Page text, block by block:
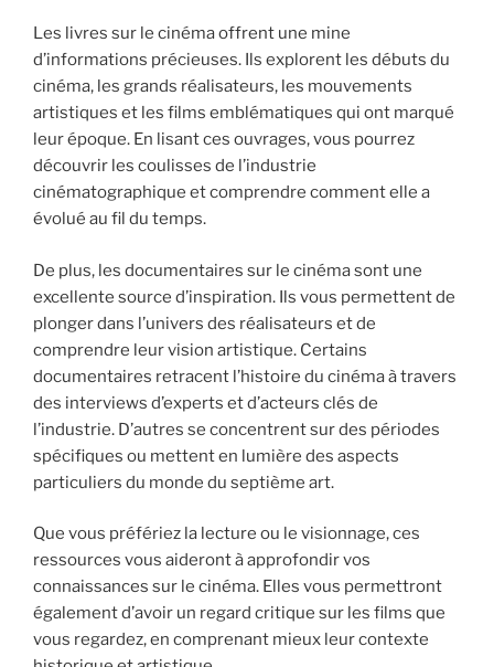
Les livres sur le cinéma offrent une mine
d’informations précieuses. Ils explorent les débuts du
cinéma, les grands réalisateurs, les mouvements
artistiques et les films emblématiques qui ont marqué
leur époque. En lisant ces ouvrages, vous pourrez
découvrir les coulisses de l’industrie
cinématographique et comprendre comment elle a
évolué au fil du temps.
De plus, les documentaires sur le cinéma sont une
excellente source d’inspiration. Ils vous permettent de
plonger dans l’univers des réalisateurs et de
comprendre leur vision artistique. Certains
documentaires retracent l’histoire du cinéma à travers
des interviews d’experts et d’acteurs clés de
l’industrie. D’autres se concentrent sur des périodes
spécifiques ou mettent en lumière des aspects
particuliers du monde du septième art.
Que vous préfériez la lecture ou le visionnage, ces
ressources vous aideront à approfondir vos
connaissances sur le cinéma. Elles vous permettront
également d’avoir un regard critique sur les films que
vous regardez, en comprenant mieux leur contexte